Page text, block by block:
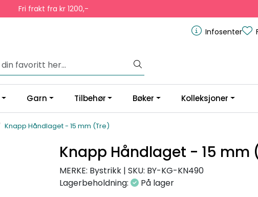
Fri frakt fra kr 1200,-
Infosenter
Garn Tilbehør Bøker Kolleksjoner
Knapp Håndlaget - 15 mm (Tre)
Knapp Håndlaget - 15 mm
MERKE: Bystrikk | SKU: BY-KG-KN490
Lagerbeholdning:
På lager